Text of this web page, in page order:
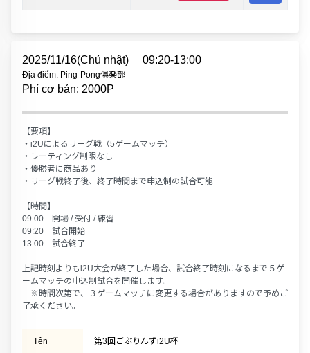
2025/11/16(Chủ nhật) 09:20-13:00
Địa điểm: Ping-Pong俱楽部
Phí cơ bản: 2000P
【要項】
・i2Uによるリーグ戦（5ゲームマッチ）
・レーティング制限なし
・優勝者に商品あり
・リーグ戦終了後、終了時間まで申込制の試合可能
【時間】
09:00 開場 / 受付 / 練習
09:20 試合開始
13:00 試合終了
上記時刻よりもi2U大会が終了した場合、試合終了時刻になるまで５ゲ
ームマッチの申込制試合を開催します。
※時間次第で、３ゲームマッチに変更する場合がありますので予めご
了承ください。
Tên 第3回ごぶりんずi2U杯